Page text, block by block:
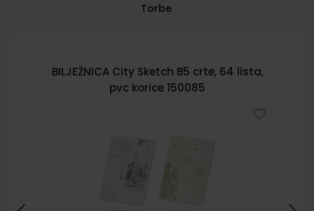
Torbe
BILJEŽNICA City Sketch B5 crte, 64 lista,
pvc korice 150085